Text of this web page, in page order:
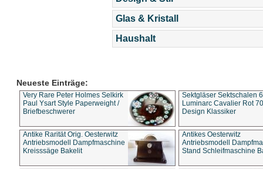
Glas & Kristall
Haushalt
Neueste Einträge:
Very Rare Peter Holmes Selkirk
Paul Ysart Style Paperweight /
Briefbeschwerer
Sektgläser Sektschalen
Luminarc Cavalier Rot
Design Klassiker
Antike Rarität Orig. Oesterwitz
Antriebsmodell Dampfmaschine
Kreisssäge Bakelit
Antikes Oesterwitz
Antriebsmodell
Stand Schleifmaschine